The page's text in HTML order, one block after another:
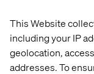
This Website
including your IP
geolocation,
addresses. To
Mät
strukturerat